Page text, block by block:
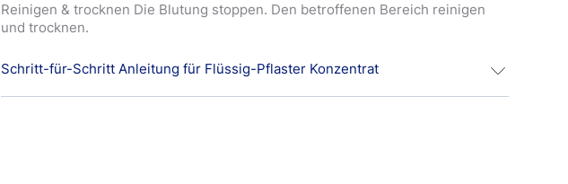
Reinigen & trocknen Die Blutung stoppen. Den betroffenen Bereich reinigen
und trocknen.
Schritt-für-Schritt Anleitung für Flüssig-Pflaster Konzentrat